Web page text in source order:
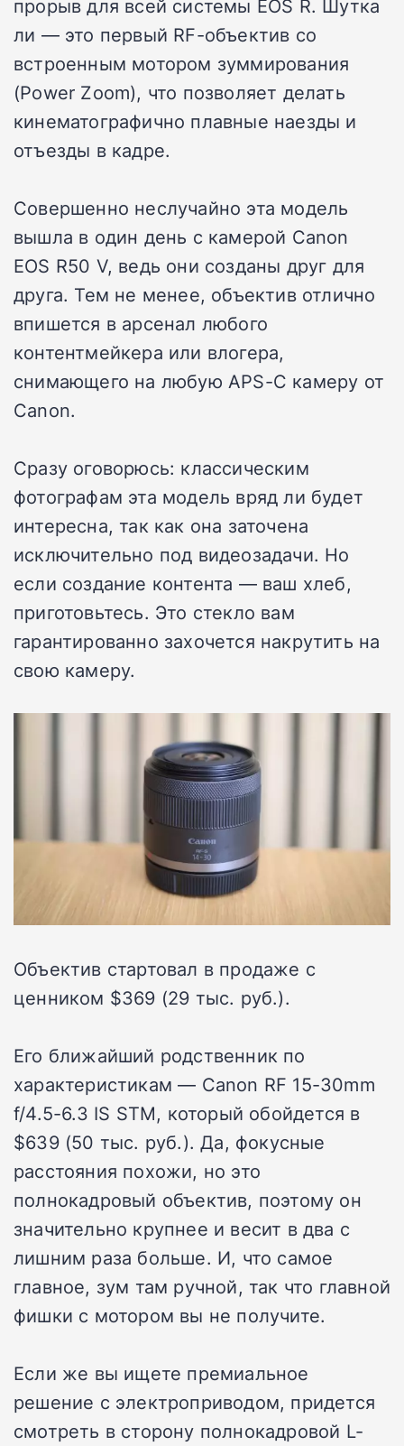
прорыв для всей системы EOS R. Шутка
ли — это первый RF-объектив со
встроенным мотором зуммирования
(Power Zoom), что позволяет делать
кинематографично плавные наезды и
отъезды в кадре.
Совершенно неслучайно эта модель
вышла в один день с камерой Canon
EOS R50 V, ведь они созданы друг для
друга. Тем не менее, объектив отлично
впишется в арсенал любого
контентмейкера или влогера,
снимающего на любую APS-C камеру от
Canon.
Сразу оговорюсь: классическим
фотографам эта модель вряд ли будет
интересна, так как она заточена
исключительно под видеозадачи. Но
если создание контента — ваш хлеб,
приготовьтесь. Это стекло вам
гарантированно захочется накрутить на
свою камеру.
Объектив стартовал в продаже с
ценником $369 (29 тыс. руб.).
Его ближайший родственник по
характеристикам — Canon RF 15-30mm
f/4.5-6.3 IS STM, который обойдется в
$639 (50 тыс. руб.). Да, фокусные
расстояния похожи, но это
полнокадровый объектив, поэтому он
значительно крупнее и весит в два с
лишним раза больше. И, что самое
главное, зум там ручной, так что главной
фишки с мотором вы не получите.
Если же вы ищете премиальное
решение с электроприводом, придется
смотреть в сторону полнокадровой L-